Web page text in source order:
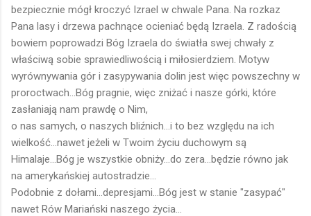
bezpiecznie mógł kroczyć Izrael w chwale Pana. Na rozkaz
Pana lasy i drzewa pachnące ocieniać będą Izraela. Z radością
bowiem poprowadzi Bóg Izraela do światła swej chwały z
właściwą sobie sprawiedliwością i miłosierdziem. Motyw
wyrównywania gór i zasypywania dolin jest więc powszechny w
proroctwach...Bóg pragnie, więc zniżać i nasze górki, które
zasłaniają nam prawdę o Nim,
o nas samych, o naszych bliźnich...i to bez względu na ich
wielkość...nawet jeżeli w Twoim życiu duchowym są
Himalaje...Bóg je wszystkie obniży...do zera...będzie równo jak
na amerykańskiej autostradzie...
Podobnie z dołami...depresjami...Bóg jest w stanie "zasypać"
nawet Rów Mariański naszego życia...